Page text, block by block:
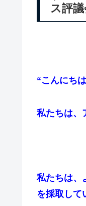
ス評
“こんにちは
私たちは、
私たちは、
を採取して